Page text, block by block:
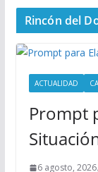
n
P
Rincón del
ACTUALIDAD
Prompt
6 agosto, 2026